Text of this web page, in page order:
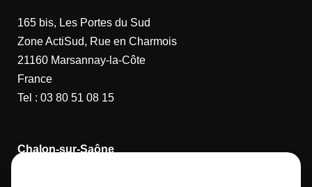
165 bis, Les Portes du Sud
Zone ActiSud, Rue en Charmois
21160 Marsannay-la-Côte
France
Tel : 03 80 51 08 15
Chalon-sur-Saône